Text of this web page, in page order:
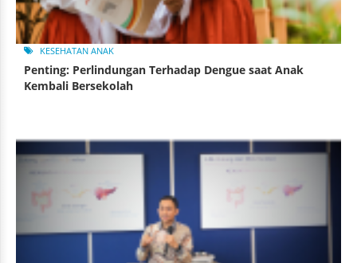
KESEHATAN ANAK
Penting: Perlindungan Terhadap Dengue saat Anak
Kembali Bersekolah